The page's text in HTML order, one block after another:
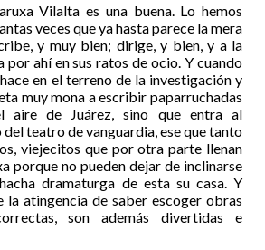
Vilalta es una buena. Lo hemos
veces que ya hasta parece la mera
y muy bien; dirige, y bien, y a la
por ahí en sus ratos de ocio. Y cuando
en el terreno de la investigación y
muy mona a escribir paparruchadas
aire de Juárez, sino que entra al
teatro de vanguardia, ese que tanto
viejecitos que por otra parte llenan
porque no pueden dejar de inclinarse
dramaturga de esta su casa. Y
la atingencia de saber escoger obras
son además divertidas e